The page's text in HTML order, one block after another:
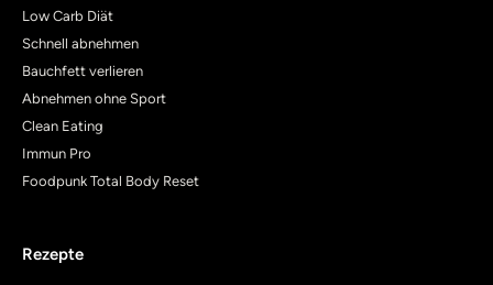
Low Carb Diät
Schnell abnehmen
Bauchfett verlieren
Abnehmen ohne Sport
Clean Eating
Immun Pro
Foodpunk Total Body Reset
Rezepte